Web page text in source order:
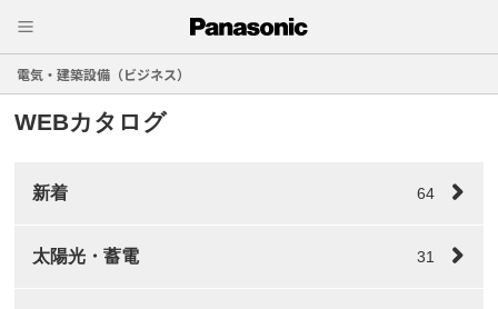
電気・建築設備（ビジネス）
WEBカタログ
新着 64
太陽光・蓄電 31